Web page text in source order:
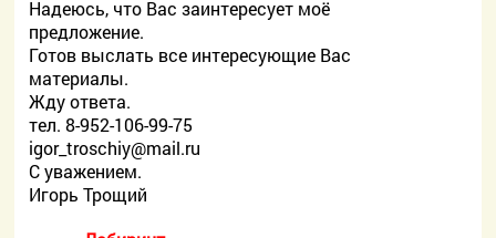
Надеюсь, что Вас заинтересует моё
предложение.
Готов выслать все интересующие Вас
материалы.
Жду ответа.
тел. 8-952-106-99-75
igor_troschiy@mail.ru
С уважением.
Игорь Трощий